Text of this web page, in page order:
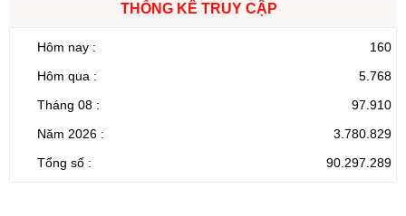
THỐNG KÊ TRUY CẬP
Hôm nay :
160
Hôm qua :
5.768
Tháng 08 :
97.910
Năm 2026 :
3.780.829
Tổng số :
90.297.289